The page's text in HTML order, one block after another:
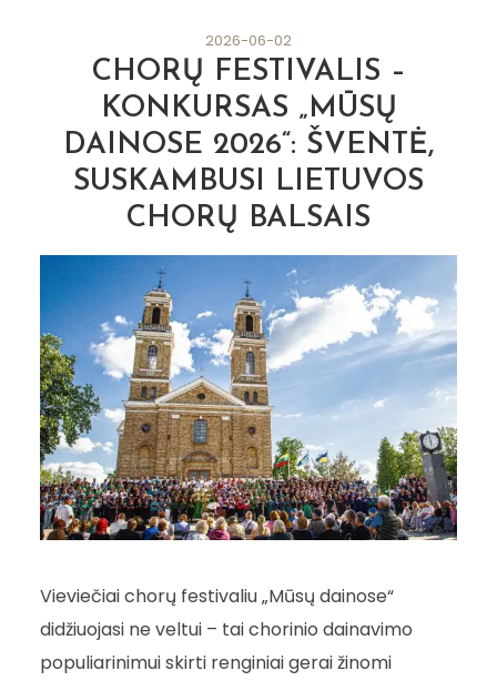
2026-06-02
CHORŲ FESTIVALIS –
KONKURSAS „MŪSŲ
DAINOSE 2026“: ŠVENTĖ,
SUSKAMBUSI LIETUVOS
CHORŲ BALSAIS
Vieviečiai chorų festivaliu „Mūsų dainose“
didžiuojasi ne veltui – tai chorinio dainavimo
populiarinimui skirti renginiai gerai žinomi